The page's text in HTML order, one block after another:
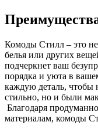
Комоды Стилл – это
белья или других
подчеркнет ваш
порядка и уюта в
каждую деталь, чтобы
стильно, но и были
Благодаря
материалам, комоды